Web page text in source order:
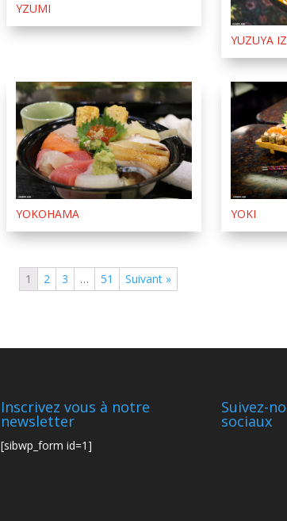
YZUMI
YUZUYA
YOKOHAMA YOKI
1 2 3 … 51 Suivant »
Inscrivez vous à notre
newsletter
[sibwp_form id=1]
Suivez-
sociaux